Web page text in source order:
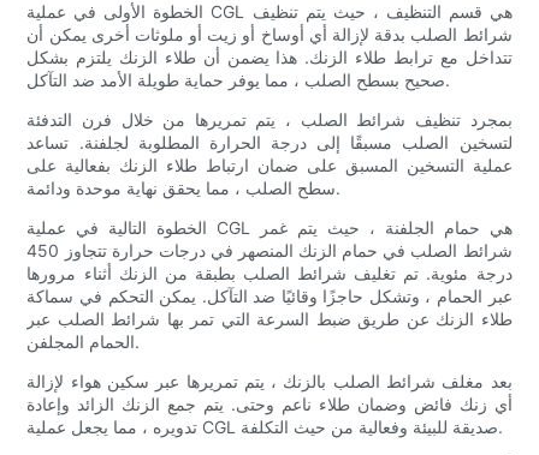
الخطوة الأولى في عملية CGL هي قسم التنظيف ، حيث يتم تنظيف
شرائط الصلب بدقة لإزالة أي أوساخ أو زيت أو ملوثات أخرى يمكن أن
تتداخل مع ترابط طلاء الزنك. هذا يضمن أن طلاء الزنك يلتزم بشكل
صحيح بسطح الصلب ، مما يوفر حماية طويلة الأمد ضد التآكل.
بمجرد تنظيف شرائط الصلب ، يتم تمريرها من خلال فرن التدفئة
لتسخين الصلب مسبقًا إلى درجة الحرارة المطلوبة لجلفنة. تساعد
عملية التسخين المسبق على ضمان ارتباط طلاء الزنك بفعالية على
سطح الصلب ، مما يحقق نهاية موحدة ودائمة.
الخطوة التالية في عملية CGL هي حمام الجلفنة ، حيث يتم غمر
شرائط الصلب في حمام الزنك المنصهر في درجات حرارة تتجاوز 450
درجة مئوية. تم تغليف شرائط الصلب بطبقة من الزنك أثناء مرورها
عبر الحمام ، وتشكل حاجزًا وقائيًا ضد التآكل. يمكن التحكم في سماكة
طلاء الزنك عن طريق ضبط السرعة التي تمر بها شرائط الصلب عبر
الحمام المجلفن.
بعد مغلف شرائط الصلب بالزنك ، يتم تمريرها عبر سكين هواء لإزالة
أي زنك فائض وضمان طلاء ناعم وحتى. يتم جمع الزنك الزائد وإعادة
تدويره ، مما يجعل عملية CGL صديقة للبيئة وفعالية من حيث التكلفة.